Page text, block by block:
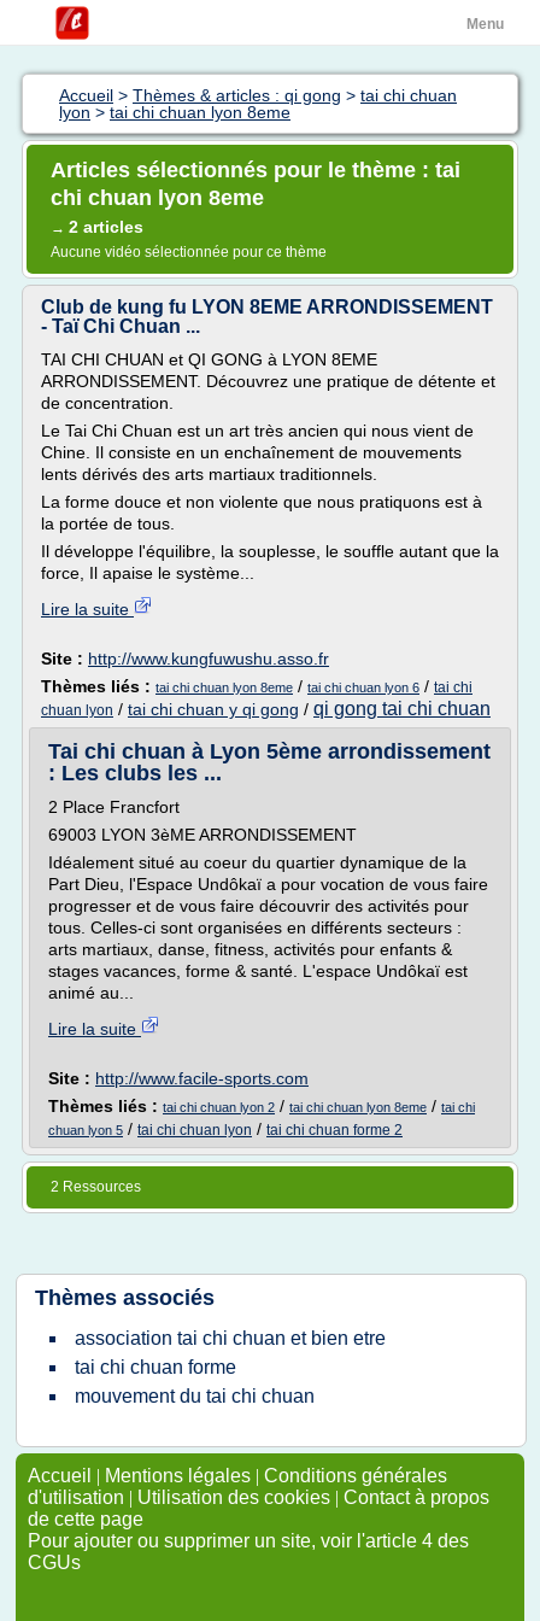
Menu
Accueil > Thèmes & articles : qi gong > tai chi chuan
lyon > tai chi chuan lyon 8eme
Articles sélectionnés pour le thème : tai
chi chuan lyon 8eme
→ 2 articles
Aucune vidéo sélectionnée pour ce thème
Club de kung fu LYON 8EME ARRONDISSEMENT
- Taï Chi Chuan ...
TAI CHI CHUAN et QI GONG à LYON 8EME
ARRONDISSEMENT. Découvrez une pratique de détente et
de concentration.
Le Tai Chi Chuan est un art très ancien qui nous vient de
Chine. Il consiste en un enchaînement de mouvements
lents dérivés des arts martiaux traditionnels.
La forme douce et non violente que nous pratiquons est à
la portée de tous.
Il développe l'équilibre, la souplesse, le souffle autant que la
force, Il apaise le système...
Lire la suite
Site : http://www.kungfuwushu.asso.fr
Thèmes liés : tai chi chuan lyon 8eme / tai chi chuan lyon 6 / tai chi
chuan lyon / tai chi chuan y qi gong / qi gong tai chi chuan
Tai chi chuan à Lyon 5ème arrondissement
: Les clubs les ...
2 Place Francfort
69003 LYON 3èME ARRONDISSEMENT
Idéalement situé au coeur du quartier dynamique de la
Part Dieu, l'Espace Undôkaï a pour vocation de vous faire
progresser et de vous faire découvrir des activités pour
tous. Celles-ci sont organisées en différents secteurs :
arts martiaux, danse, fitness, activités pour enfants &
stages vacances, forme & santé. L'espace Undôkaï est
animé au...
Lire la suite
Site : http://www.facile-sports.com
Thèmes liés : tai chi chuan lyon 2 / tai chi chuan lyon 8eme / tai chi
chuan lyon 5 / tai chi chuan lyon / tai chi chuan forme 2
2 Ressources
Thèmes associés
association tai chi chuan et bien etre
tai chi chuan forme
mouvement du tai chi chuan
Accueil | Mentions légales | Conditions générales
d'utilisation | Utilisation des cookies | Contact à propos
de cette page
Pour ajouter ou supprimer un site, voir l'article 4 des
CGUs